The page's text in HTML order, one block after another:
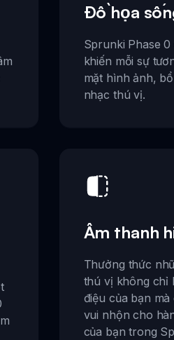
Đồ họa
Sprunki Phase
khiến mỗi sự
mặt hình ảnh,
nhạc thú vị.
Âm thanh
Thưởng thức
thú vị không chỉ
điệu của bạn
vui nhộn cho
của bạn trong